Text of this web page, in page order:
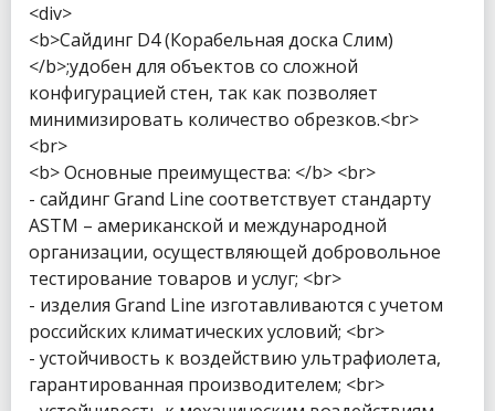
<div>
<b>Сайдинг D4 (Корабельная доска Слим)
</b>;удобен для объектов со сложной
конфигурацией стен, так как позволяет
минимизировать количество обрезков.<br>
<br>
<b> Основные преимущества: </b> <br>
- сайдинг Grand Line соответствует стандарту
ASTM – американской и международной
организации, осуществляющей добровольное
тестирование товаров и услуг; <br>
- изделия Grand Line изготавливаются с учетом
российских климатических условий; <br>
- устойчивость к воздействию ультрафиолета,
гарантированная производителем; <br>